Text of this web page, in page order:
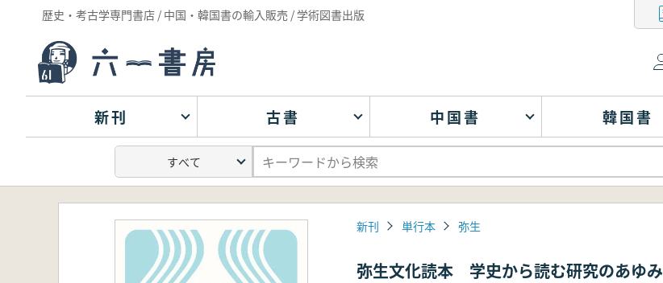
歴史・考古学専門書店 / 中国・韓国書の輸入販売 / 学術図書出版
新刊 古書 中国書 韓国書
新刊 単行本 弥生
弥生文化読本 学史から読む研究のあゆみ